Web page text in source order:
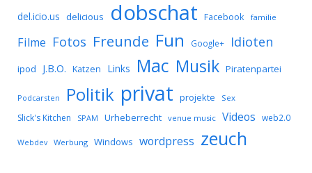
del.icio.us delicious dobschat Facebook familie
Filme Fotos Freunde Fun Google+ Idioten
ipod J.B.O. Katzen Links Mac Musik Piratenpartei
Podcarsten Politik privat projekte Sex
Slick's Kitchen SPAM Urheberrecht venue music Videos web2.0
Webdev Werbung Windows wordpress zeuch